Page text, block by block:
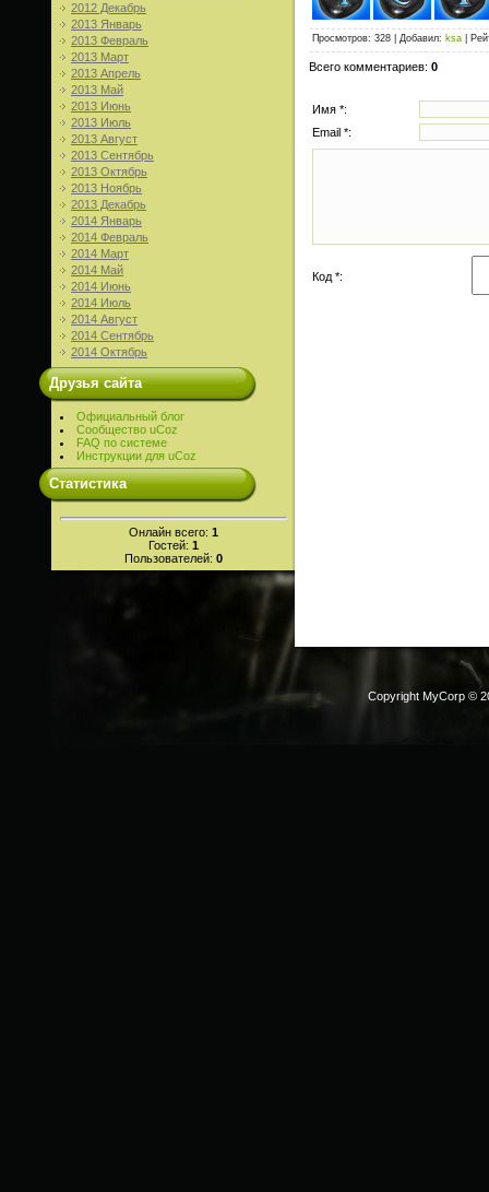
2012 Декабрь
2013 Январь
2013 Февраль
2013 Март
2013 Апрель
2013 Май
2013 Июнь
2013 Июль
2013 Август
2013 Сентябрь
2013 Октябрь
2013 Ноябрь
2013 Декабрь
2014 Январь
2014 Февраль
2014 Март
2014 Май
2014 Июнь
2014 Июль
2014 Август
2014 Сентябрь
2014 Октябрь
Друзья сайта
Официальный блог
Сообщество uCoz
FAQ по системе
Инструкции для uCoz
Статистика
Онлайн всего: 1
Гостей: 1
Пользователей: 0
Просмотров: 328 | Добавил: ksa
Всего комментариев: 0
Имя *:
Email *:
Код *:
Copyright MyCorp ©